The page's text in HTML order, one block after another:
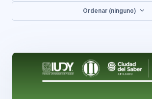
Ordenar (ninguno)